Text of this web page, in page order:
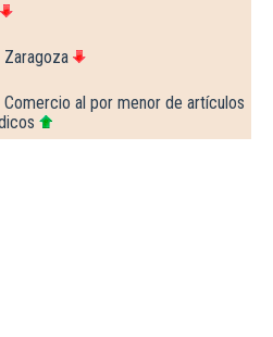
Zaragoza
al por menor de artículos